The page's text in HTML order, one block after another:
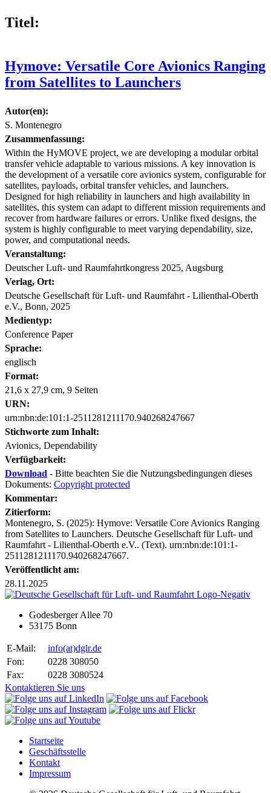
Titel:
Hymove: Versatile Core Avionics Ranging
from Satellites to Launchers
Autor(en):
S. Montenegro
Zusammenfassung:
Within the HyMOVE project, we are developing a modular orbital
transfer vehicle adaptable to various missions. A key innovation is
the development of a versatile core avionics system, configurable for
satellites, payloads, orbital transfer vehicles, and launchers.
Designed for high reliability in launchers and high availability in
satellites, this system can adapt to different mission requirements and
recover from hardware failures or errors. Unlike fixed designs, the
system is highly configurable to meet varying dependability, size,
power, and computational needs.
Veranstaltung:
Deutscher Luft- und Raumfahrtkongress 2025, Augsburg
Verlag, Ort:
Deutsche Gesellschaft für Luft- und Raumfahrt - Lilienthal-Oberth
e.V., Bonn, 2025
Medientyp:
Conference Paper
Sprache:
englisch
Format:
21,6 x 27,9 cm, 9 Seiten
URN:
urn:nbn:de:101:1-2511281211170.940268247667
Stichworte zum Inhalt:
Avionics, Dependability
Verfügbarkeit:
Download - Bitte beachten Sie die Nutzungsbedingungen dieses
Dokuments: Copyright protected
Kommentar:
Zitierform:
Montenegro, S. (2025): Hymove: Versatile Core Avionics Ranging
from Satellites to Launchers. Deutsche Gesellschaft für Luft- und
Raumfahrt - Lilienthal-Oberth e.V.. (Text). urn:nbn:de:101:1-
2511281211170.940268247667.
Veröffentlicht am:
28.11.2025
Godesberger Allee 70
53175 Bonn
E-Mail: info(at)dglr.de
Fon:
0228 308050
Fax:
0228 3080524
Kontaktieren Sie uns
Startseite
Geschäftsstelle
Kontakt
Impressum